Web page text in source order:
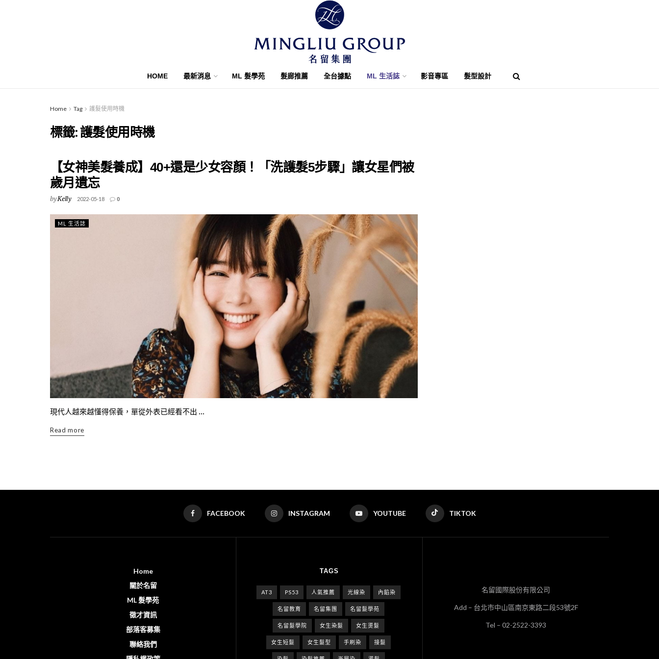
HOME 最新消息 ML 髮學苑 髮廊推薦 全台據點 ML 生活誌 影音專區 髮型設計
Home Tag 護髮使用時機
標籤:護髮使用時機
【女神美髮養成】40+還是少女容顏！「洗護髮5步驟」讓女星們被
歲月遺忘
byKelly 2022-05-18 0
ML 生活誌
現代人越來越懂得保養，單從外表已經看不出 ...
Read more
FACEBOOK INSTAGRAM YOUTUBE TIKTOK
Home
關於名留
ML 髮學苑
徵才資訊
部落客募集
聯絡我們
TAGS
AT3 PS53 人氣推薦 光線染 內餡染
名留教育 名留集團 名留髮學苑
名留髮學院 女生染髮 女生燙髮
女生短髮 女生髮型 手刷染 接髮
名留國際股份有限公司
Add – 台北市中山區南京東路二段53號2F
Tel – 02-2522-3393